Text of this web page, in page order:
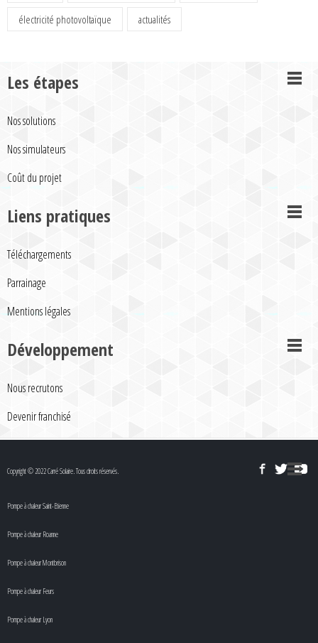
électricité photovoltaïque
actualités
Les étapes
Nos solutions
Nos simulateurs
Coût du projet
Liens pratiques
Téléchargements
Parrainage
Mentions légales
Développement
Nous recrutons
Devenir franchisé
Copyright © 2022 Carré Solaire. Tous droits réservés.
Pompe à chaleur Saint-Etienne
Pompe à chaleur Roanne
Pompe à chaleur Montbrison
Pompe à chaleur Feurs
Pompe à chaleur Lyon